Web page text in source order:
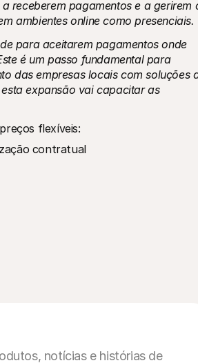
receberem pagamentos e a gerirem
ambientes online como presenciais.
para aceitarem pagamentos onde
é um passo fundamental para
das empresas locais com soluções
expansão vai capacitar as
flexíveis:
contratual
notícias e histórias de